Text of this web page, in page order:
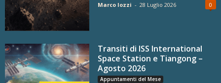
Marco Iozzi - 28 Luglio 2026 0
Transiti di ISS International
Space Station e Tiangong –
Agosto 2026
Appuntamenti del Mese